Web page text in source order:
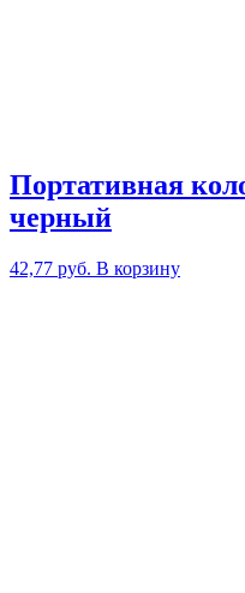
Портативная
черный
42,77 руб. В корзину